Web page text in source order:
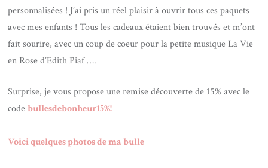
personnalisées ! J’ai pris un réel plaisir à ouvrir tous ces paquets
avec mes enfants ! Tous les cadeaux étaient bien trouvés et m’ont
fait sourire, avec un coup de coeur pour la petite musique La Vie
en Rose d’Edith Piaf ….
Surprise, je vous propose une remise découverte de 15% avec le
code bullesdebonheur15%!
Voici quelques photos de ma bulle